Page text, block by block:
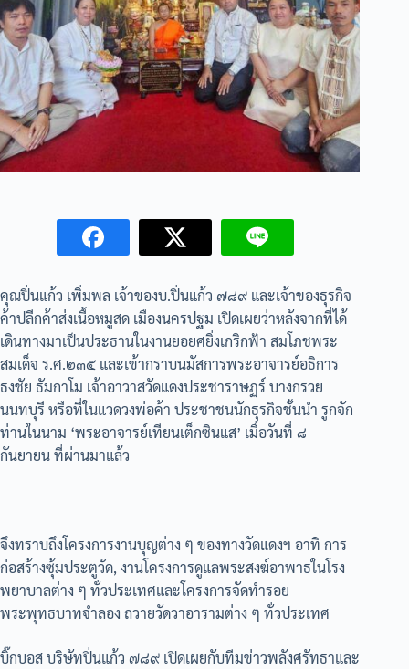
คุณปิ่นแก้ว เพิ่มพล เจ้าของบ.ปิ่นแก้ว ๗๘๙ และเจ้าของธุรกิจ
ค้าปลีกค้าส่งเนื้อหมูสด เมืองนครปฐม เปิดเผยว่าหลังจากที่ได้
เดินทางมาเป็นประธานในงานยอยศยิ่งเกริกฟ้า สมโภชพระ
สมเด็จ ร.ศ.๒๓๕ และเข้ากราบนมัสการพระอาจารย์อธิการ
ธงชัย ธัมกาโม เจ้าอาวาสวัดแดงประชาราษฏร์ บางกรวย
นนทบุรี หรือที่ในแวดวงพ่อค้า ประชาชนนักธุรกิจชั้นนำ รูกจัก
ท่านในนาม ‘พระอาจารย์เทียนเต็กซินแส’ เมื่อวันที่ ๘
กันยายน ที่ผ่านมาแล้ว
จึงทราบถึงโครงการงานบุญต่าง ๆ ของทางวัดแดงฯ อาทิ การ
ก่อสร้างซุ้มประตูวัด, งานโครงการดูแลพระสงฆ์อาพาธในโรง
พยาบาลต่าง ๆ ทั่วประเทศและโครงการจัดทำรอย
พระพุทธบาทจำลอง ถวายวัดวาอารามต่าง ๆ ทั่วประเทศ
บิ๊กบอส บริษัทปิ่นแก้ว ๗๘๙ เปิดเผยกับทีมข่าวพลังศรัทธาและ